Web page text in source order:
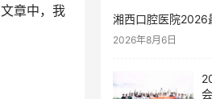
章中，我
湘西口腔医院2026
2026年8月6日